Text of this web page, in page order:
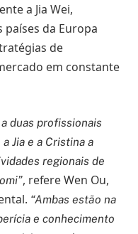
a Jia Wei,
da Europa
de
em constante
duas profissionais
Jia e a Cristina a
regionais de
, refere Wen Ou,
“Ambas estão na
e conhecimento